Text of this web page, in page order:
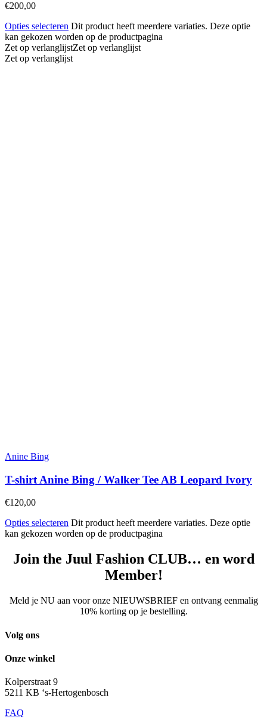
€200,00
Opties selecteren Dit product heeft meerdere variaties. Deze optie
kan gekozen worden op de productpagina
Zet op verlanglijstZet op verlanglijst
Zet op verlanglijst
Anine Bing
T-shirt Anine Bing / Walker Tee AB Leopard Ivory
€120,00
Opties selecteren Dit product heeft meerdere variaties. Deze optie
kan gekozen worden op de productpagina
Join the Juul Fashion CLUB… en word
Member!
Meld je NU aan voor onze NIEUWSBRIEF en ontvang eenmalig
10% korting op je bestelling.
Volg ons
Onze winkel
Kolperstraat 9
5211 KB ‘s-Hertogenbosch
FAQ